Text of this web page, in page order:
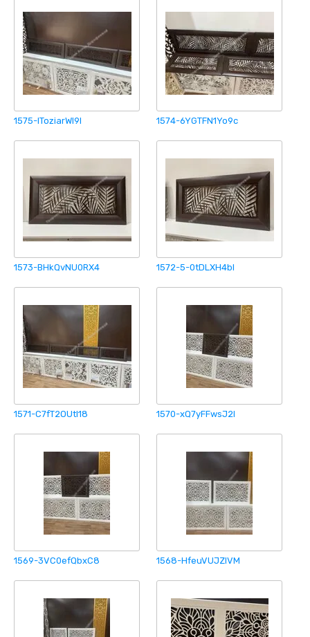
1575-IToziarWl9I 1574-6YGTFN1Yo9c
1573-BHkQvNU0RX4 1572-5-0tDLXH4bI
1571-C7fT2OUtI18 1570-xQ7yFFwsJ2I
1569-3VC0efQbxC8 1568-HfeuVUJZIVM